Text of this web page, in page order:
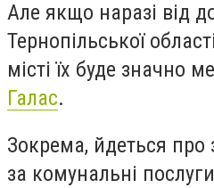
Але якщо наразі від
Тернопільської
місті їх буде значно
Галас.
Зокрема, йдеться
за комунальні